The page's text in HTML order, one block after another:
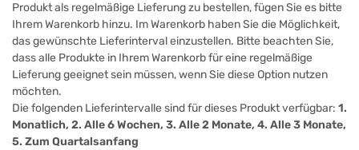
Produkt als regelmäßige Lieferung zu bestellen, fügen Sie es bitte
Ihrem Warenkorb hinzu. Im Warenkorb haben Sie die Möglichkeit,
das gewünschte Lieferinterval einzustellen. Bitte beachten Sie,
dass alle Produkte in Ihrem Warenkorb für eine regelmäßige
Lieferung geeignet sein müssen, wenn Sie diese Option nutzen
möchten.
Die folgenden Lieferintervalle sind für dieses Produkt verfügbar: 1.
Monatlich, 2. Alle 6 Wochen, 3. Alle 2 Monate, 4. Alle 3 Monate,
5. Zum Quartalsanfang